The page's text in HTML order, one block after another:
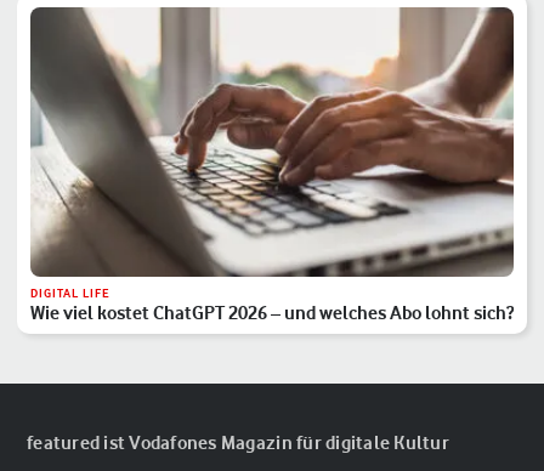
DIGITAL LIFE
Wie viel kostet ChatGPT 2026 – und welches Abo lohnt sich?
featured ist Vodafones Magazin für digitale Kultur